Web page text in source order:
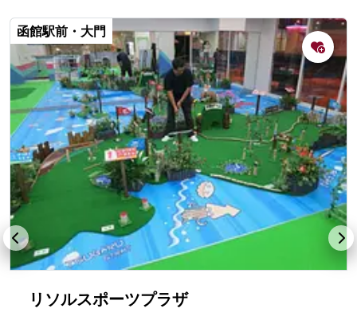
函館駅前・大門
リソルスポーツプラザ